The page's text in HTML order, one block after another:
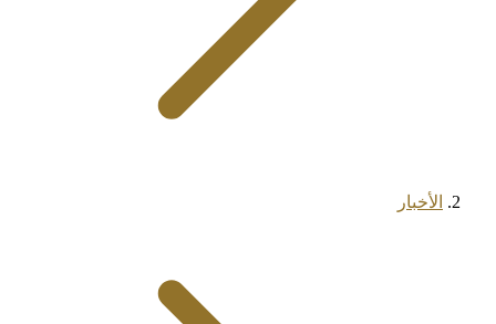
الأخبار